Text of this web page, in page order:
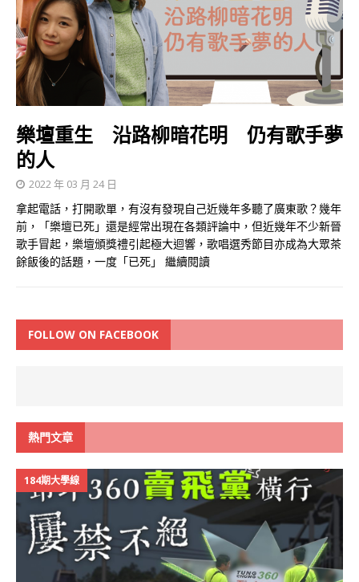
樂壇重生 沿路柳暗花明 仍有歌手夢
的人
2022 年 03 月 24 日
拿起電話，打開歌單，有沒有發現自己近幾年多聽了廣東歌？幾年
前，「樂壇已死」還是經常出現在各類評論中，但近幾年不少新晉
歌手冒起，樂壇頒獎禮引起極大迴響，歌唱選秀節目亦成為大眾茶
餘飯後的話題，一度「已死」 繼續閱讀
FOLLOW ON FACEBOOK
熱門文章
184期大學線